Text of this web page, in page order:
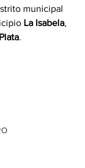
municipal
La Isabela,
.